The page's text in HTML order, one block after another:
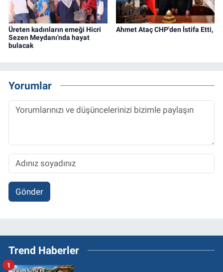
Üreten kadınların emeği Hicri
Sezen Meydanı'nda hayat
bulacak
Ahmet Ataç CHP'den İstifa Etti,
Yorumlar
Gönder
Trend Haberler
1